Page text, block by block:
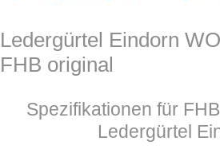
Ledergürtel Eindorn
FHB original
Spezifikationen für
Ledergürtel